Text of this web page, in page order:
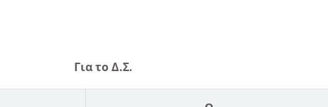
Για το Δ.Σ.